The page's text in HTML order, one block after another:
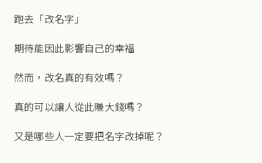
跑去「改名字」
期待能因此影響自己的幸福
然而，改名真的有效嗎？
真的可以讓人從此賺大錢嗎？
又是哪些人一定要把名字改掉呢？